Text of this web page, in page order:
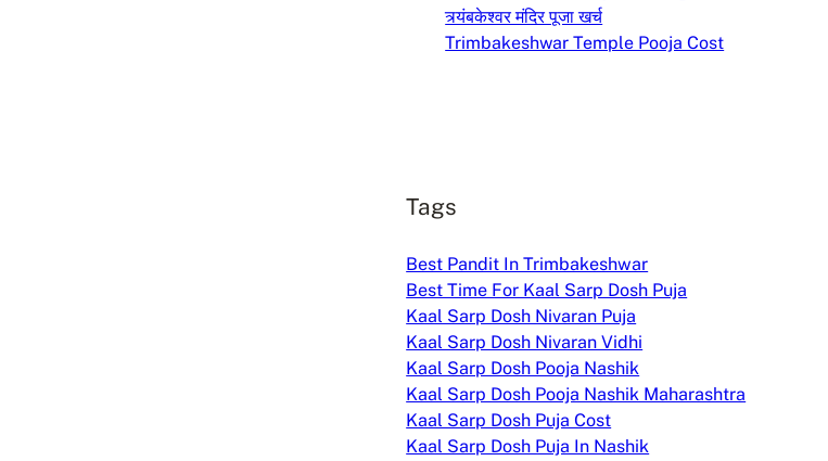
त्र्यंबकेश्वर मंदिर पूजा खर्च
Trimbakeshwar Temple Pooja Cost
Tags
Best Pandit In Trimbakeshwar
Best Time For Kaal Sarp Dosh Puja
Kaal Sarp Dosh Nivaran Puja
Kaal Sarp Dosh Nivaran Vidhi
Kaal Sarp Dosh Pooja Nashik
Kaal Sarp Dosh Pooja Nashik Maharashtra
Kaal Sarp Dosh Puja Cost
Kaal Sarp Dosh Puja In Nashik